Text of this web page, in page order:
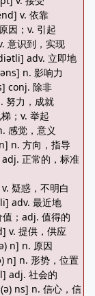
v. 依靠
因；v. 引起
意识到，实现
adv. 立即地
n. 影响力
conj. 除非
努力，成就
；v. 举起
感觉，意义
n. 方向，指导
正常的，标准
疑惑，不明白
adv. 最近地
；adj. 值得的
v. 提供，供应
n] n. 原因
n] n. 形势，位置
adj. 社会的
ns] n. 信心，信